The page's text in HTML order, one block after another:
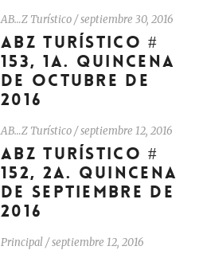
AB…Z Turístico/septiembre 30, 2016
ABZ TURÍSTICO #
153, 1A. QUINCENA
DE OCTUBRE DE
2016
AB…Z Turístico/septiembre 12, 2016
ABZ TURÍSTICO #
152, 2A. QUINCENA
DE SEPTIEMBRE DE
2016
Principal /septiembre 12, 2016